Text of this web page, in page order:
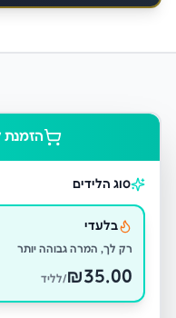
הזמנת
סוג הלידים
בלעדי
רק לך, המרה גבוהה יותר
₪35.00 /לליד